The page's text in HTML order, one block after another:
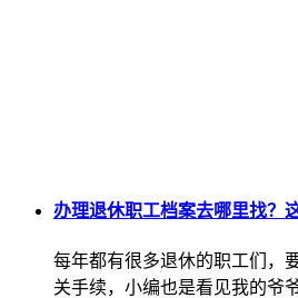
办理退休职工档案去哪里找？
每年都有很多退休的职工们，
关手续，小编也是看见我的爷